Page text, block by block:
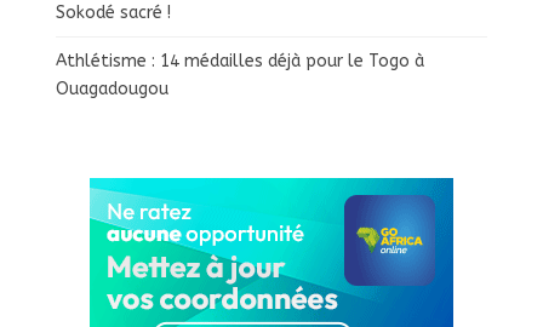
Sokodé sacré !
Athlétisme : 14 médailles déjà pour le Togo à
Ouagadougou